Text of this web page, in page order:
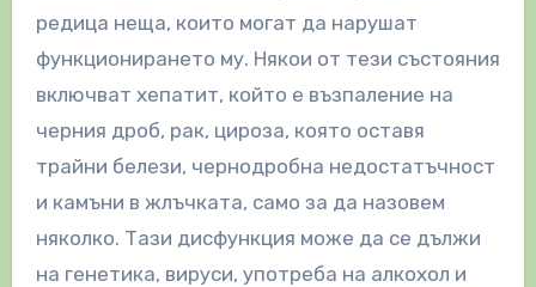
редица неща, които могат да нарушат
функционирането му. Някои от тези състояния
включват хепатит, който е възпаление на
черния дроб, рак, цироза, която оставя
трайни белези, чернодробна недостатъчност
и камъни в жлъчката, само за да назовем
няколко. Тази дисфункция може да се дължи
на генетика, вируси, употреба на алкохол и